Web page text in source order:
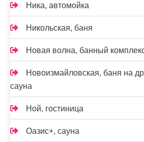
Ника, автомойка
Никольская, баня
Новая волна, банный
Новоизмайловская, баня на
сауна
Ной, гостиница
Оазис+, сауна